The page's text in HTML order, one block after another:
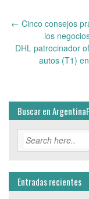
Post
navigation
← Cinco consejos
los
DHL patrocinador
autos (T1)
Buscar en
Entradas recientes